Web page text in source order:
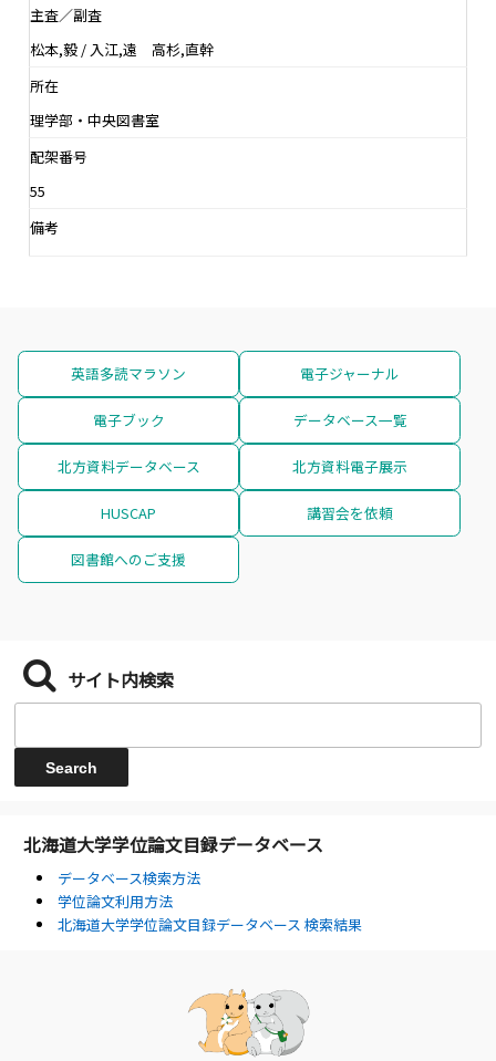
主査／副査
松本,毅 / 入江,遠 高杉,直幹
所在
理学部・中央図書室
配架番号
55
備考
英語多読マラソン 電子ジャーナル
電子ブック データベース一覧
北方資料データベース 北方資料電子展示
HUSCAP 講習会を依頼
図書館へのご支援
サイト内検索
北海道大学学位論文目録データベース
データベース検索方法
学位論文利用方法
北海道大学学位論文目録データベース 検索結果